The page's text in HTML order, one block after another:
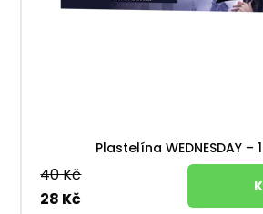
Plastelína WEDNESDAY –
40 Kč
28 Kč